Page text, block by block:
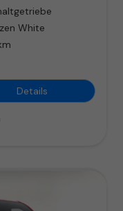
White
Details